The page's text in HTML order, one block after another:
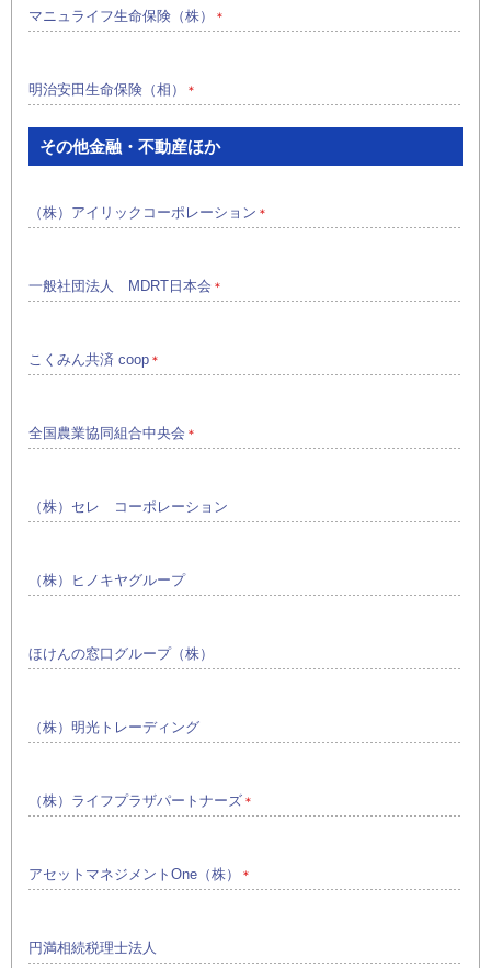
マニュライフ生命保険（株） ＊
明治安田生命保険（相） ＊
その他金融・不動産ほか
（株）アイリックコーポレーション ＊
一般社団法人 MDRT日本会 ＊
こくみん共済 coop ＊
全国農業協同組合中央会 ＊
（株）セレ コーポレーション
（株）ヒノキヤグループ
ほけんの窓口グループ（株）
（株）明光トレーディング
（株）ライフプラザパートナーズ ＊
アセットマネジメントOne（株） ＊
円満相続税理士法人